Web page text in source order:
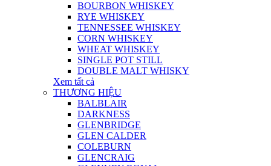
BOURBON WHISKEY
RYE WHISKEY
TENNESSEE WHISKEY
CORN WHISKEY
WHEAT WHISKEY
SINGLE POT STILL
DOUBLE MALT WHISKY
Xem tất cả
THƯƠNG HIỆU
BALBLAIR
DARKNESS
GLENBRIDGE
GLEN CALDER
COLEBURN
GLENCRAIG